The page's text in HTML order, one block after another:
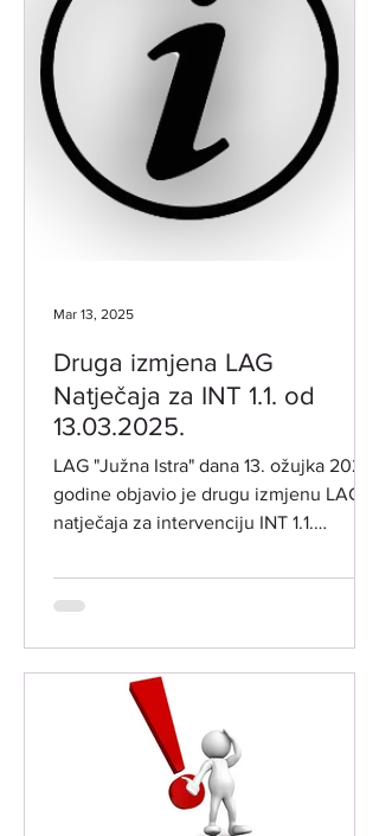
Druga izmjena LAG
Natječaja za INT 1.1. od
13.03.2025.
LAG "Južna Istra" dana 13. ožujka 2025.
godine objavio je drugu izmjenu LAG
natječaja za intervenciju INT 1.1.
Mar 13, 2025